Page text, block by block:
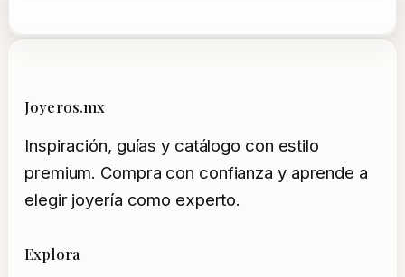
Joyeros.mx
Inspiración, guías y catálogo con estilo
premium. Compra con confianza y aprende a
elegir joyería como experto.
Explora